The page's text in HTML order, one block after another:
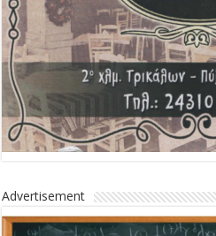
Advertisement